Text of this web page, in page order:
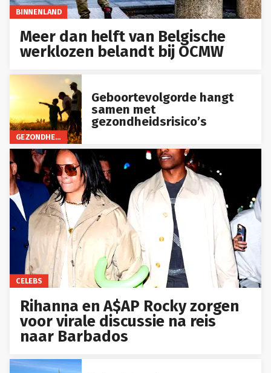
BINNENLAND
Meer dan helft van Belgische
werklozen belandt bij OCMW
GEZONDHEID
Geboortevolgorde hangt
samen met
gezondheidsrisico’s
CELEBS
Rihanna en A$AP Rocky zorgen
voor virale discussie na reis
naar Barbados